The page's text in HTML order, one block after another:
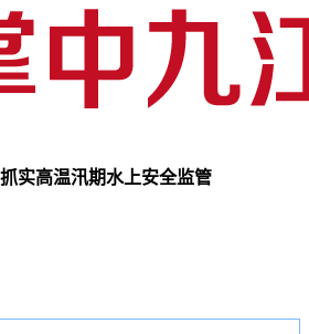
实高温汛期水上安全监管